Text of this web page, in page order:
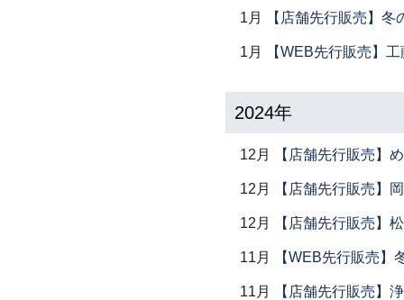
1月 【店舗先行販売】冬
1月 【WEB先行販売】
2024年
12月 【店舗先行販売】
12月 【店舗先行販売】
12月 【店舗先行販売】
11月 【WEB先行販売】
11月 【店舗先行販売】